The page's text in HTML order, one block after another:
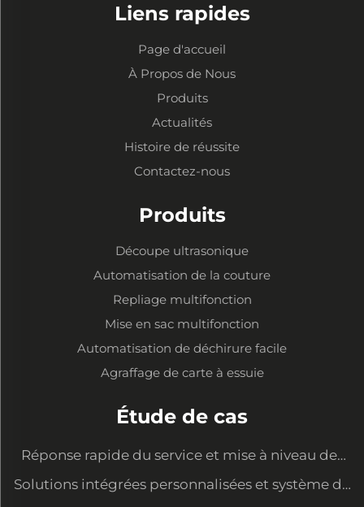
Liens rapides
Page d'accueil
À Propos de Nous
Produits
Actualités
Histoire de réussite
Contactez-nous
Produits
Découpe ultrasonique
Automatisation de la couture
Repliage multifonction
Mise en sac multifonction
Automatisation de déchirure facile
Agraffage de carte à essuie
Étude de cas
Réponse rapide du service et mise à niveau des
équipements pour satisfaire les nouvelles
Solutions intégrées personnalisées et système de